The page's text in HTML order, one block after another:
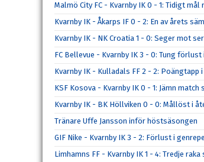
Malmö City FC - Kvarnby IK 0 - 1: Tidigt
Kvarnby IK - Åkarps IF 0 - 2: En av årets
Kvarnby IK - NK Croatia 1 - 0: Seger mot
FC Bellevue - Kvarnby IK 3 - 0: Tung
Kvarnby IK - Kulladals FF 2 - 2: Poängtapp
KSF Kosova - Kvarnby IK 0 - 1: Jämn
Kvarnby IK - BK Höllviken 0 - 0: Mållöst i
Tränare Uffe Jansson inför höstsäsongen
GIF Nike - Kvarnby IK 3 - 2: Förlust i
Limhamns FF - Kvarnby IK 1 - 4: Tredje raka